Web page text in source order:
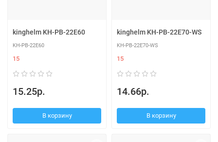
kinghelm KH-PB-22E60
KH-PB-22E60
15
15.25р.
В корзину
kinghelm KH-PB-22E70-WS
KH-PB-22E70-WS
15
14.66р.
В корзину